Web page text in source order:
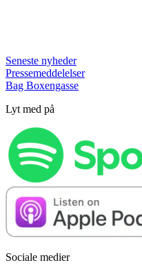
Seneste nyheder
Pressemeddelelser
Bag Boxengasse
Lyt med på
Sociale medier